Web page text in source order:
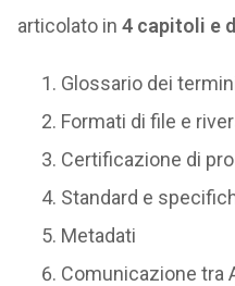
articolato in 4 capitoli e
Glossario dei
Formati di file e
Certificazione di
Standard e
Metadati
Comunicazione tra